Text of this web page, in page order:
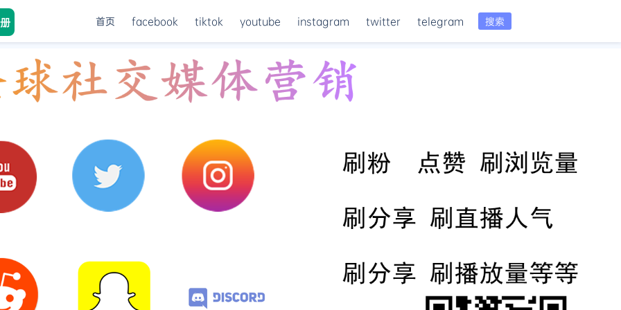
搜索
首页 facebook tiktok youtube instagram twitter telegram